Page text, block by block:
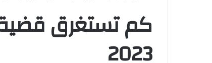
كم تستغرق
2023